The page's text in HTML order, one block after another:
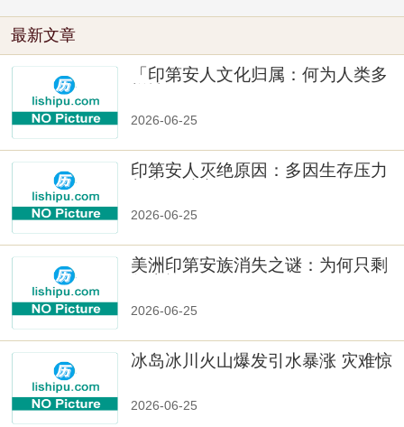
最新文章
「印第安人文化归属：何为人类多
2026-06-25
印第安人灭绝原因：多因生存压力
2026-06-25
美洲印第安族消失之谜：为何只剩
2026-06-25
冰岛冰川火山爆发引水暴涨 灾难惊
2026-06-25